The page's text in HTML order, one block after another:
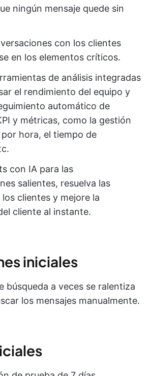
ningún mensaje quede sin
con los clientes
en los elementos críticos.
de análisis integradas
el rendimiento del equipo y
automático de
y métricas, como la gestión
por hora, el tiempo de
con IA para las
salientes, resuelva las
clientes y mejore la
cliente al instante.
iniciales
búsqueda a veces se ralentiza
los mensajes manualmente.